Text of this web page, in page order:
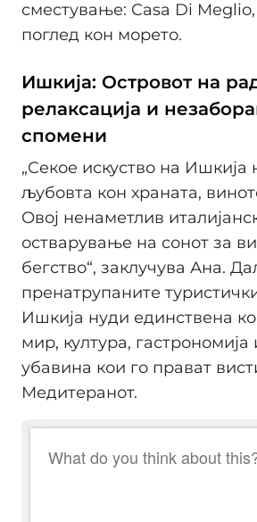
сместување: Casa Di
поглед кон морето.
Ишкија: Островот на
релаксација и
спомени
„Секое искуство на Ишкија
љубовта кон храната,
Овој ненаметлив
остварување на сонот за
бегство“, заклучува Ана.
пренатрупаните
Ишкија нуди единствена
мир, култура,
убавина кои го прават
Медитеранот.